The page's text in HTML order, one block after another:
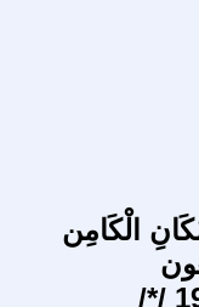
الْكَامِن